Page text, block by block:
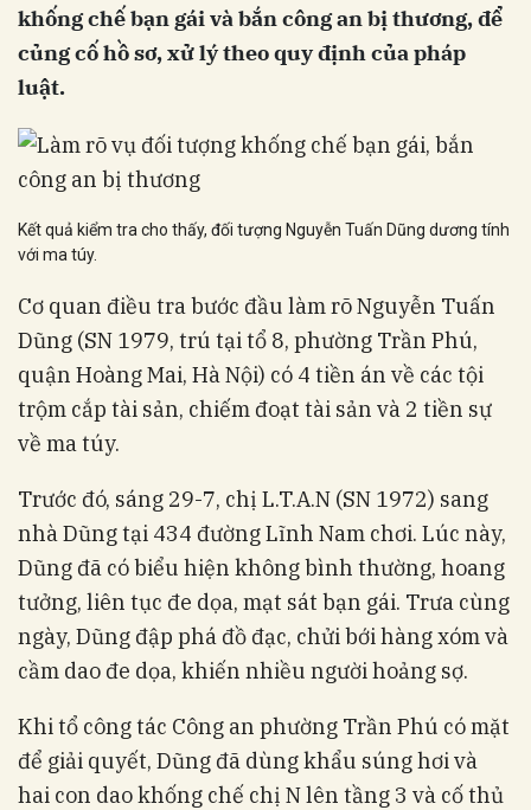
khống chế bạn gái và bắn công an bị thương, để
củng cố hồ sơ, xử lý theo quy định của pháp
luật.
Kết quả kiểm tra cho thấy, đối tượng Nguyễn Tuấn Dũng dương tính
với ma túy.
Cơ quan điều tra bước đầu làm rõ Nguyễn Tuấn
Dũng (SN 1979, trú tại tổ 8, phường Trần Phú,
quận Hoàng Mai, Hà Nội) có 4 tiền án về các tội
trộm cắp tài sản, chiếm đoạt tài sản và 2 tiền sự
về ma túy.
Trước đó, sáng 29-7, chị L.T.A.N (SN 1972) sang
nhà Dũng tại 434 đường Lĩnh Nam chơi. Lúc này,
Dũng đã có biểu hiện không bình thường, hoang
tưởng, liên tục đe dọa, mạt sát bạn gái. Trưa cùng
ngày, Dũng đập phá đồ đạc, chửi bới hàng xóm và
cầm dao đe dọa, khiến nhiều người hoảng sợ.
Khi tổ công tác Công an phường Trần Phú có mặt
để giải quyết, Dũng đã dùng khẩu súng hơi và
hai con dao khống chế chị N lên tầng 3 và cố thủ
Hủy